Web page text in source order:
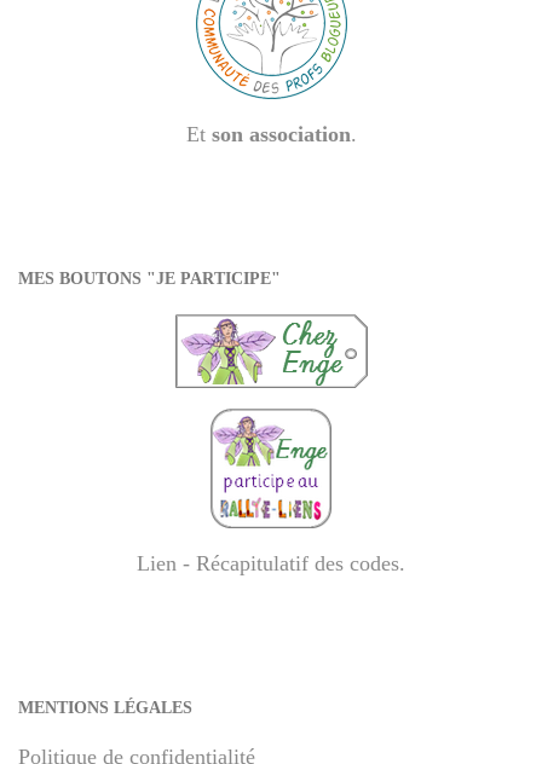
Et son association.
MES BOUTONS "JE PARTICIPE"
Lien - Récapitulatif des codes.
MENTIONS LÉGALES
Politique de confidentialité